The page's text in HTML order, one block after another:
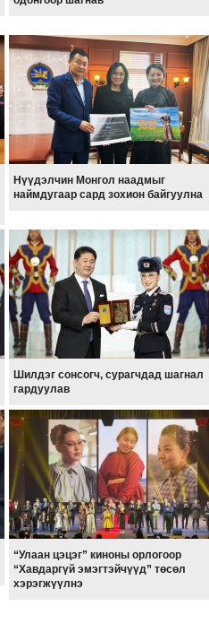
Нүүдэлчин Монгол наадмыг
наймдугаар сард зохион байгуулна
Шилдэг сонсогч, сурагчдад шагнал
гардуулав
“Улаан цэцэг” киноны орлогоор
“Хавдаргүй эмэгтэйчүүд” төсөл
хэрэгжүүлнэ